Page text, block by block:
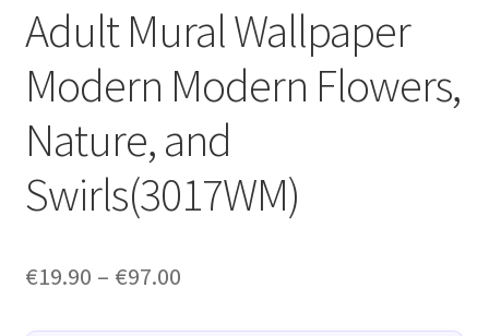
Adult Mural Wallpaper
Modern Modern Flowers,
Nature, and
Swirls(3017WM)
€19.90 – €97.00Price